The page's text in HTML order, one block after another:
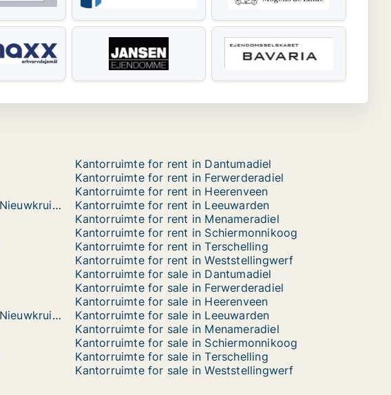
Kantorruimte for rent in Dantumadiel
Kantorruimte for rent in Ferwerderadiel
Kantorruimte for rent in Heerenveen
Kantorruimte for rent in Kollumerland en Nieuwkruisland
Kantorruimte for rent in Leeuwarden
Kantorruimte for rent in Menameradiel
Kantorruimte for rent in Schiermonnikoog
Kantorruimte for rent in Terschelling
Kantorruimte for rent in Weststellingwerf
Kantorruimte for sale in Dantumadiel
Kantorruimte for sale in Ferwerderadiel
Kantorruimte for sale in Heerenveen
Kantorruimte for sale in Kollumerland en Nieuwkruisland
Kantorruimte for sale in Leeuwarden
Kantorruimte for sale in Menameradiel
Kantorruimte for sale in Schiermonnikoog
Kantorruimte for sale in Terschelling
Kantorruimte for sale in Weststellingwerf